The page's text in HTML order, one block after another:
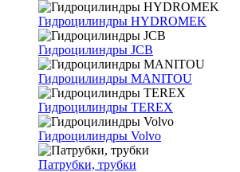
Гидроцилиндры HYDROMEK
Гидроцилиндры JCB
Гидроцилиндры MANITOU
Гидроцилиндры TEREX
Гидроцилиндры Volvo
Патрубки, трубки